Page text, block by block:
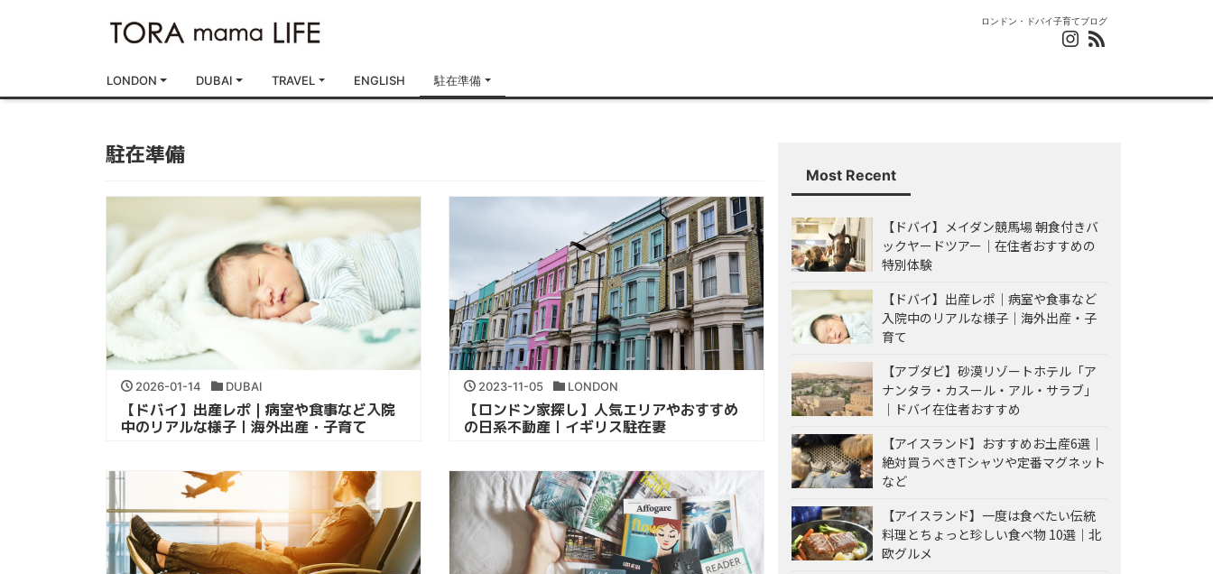
ロンドン・ドバイ子育てブログ
LONDON DUBAI TRAVEL ENGLISH 駐在準備
駐在準備
2026-01-14 DUBAI
【ドバイ】出産レポ｜病室や食事など入院
中のリアルな様子｜海外出産・子育て
2023-11-05 LONDON
【ロンドン家探し】人気エリアやおすすめ
の日系不動産｜イギリス駐在妻
Most Recent
【ドバイ】メイダン競馬場 朝食付きバ
ックヤードツアー｜在住者おすすめの
特別体験
【ドバイ】出産レポ｜病室や食事など
入院中のリアルな様子｜海外出産・子
育て
【アブダビ】砂漠リゾートホテル「ア
ナンタラ・カスール・アル・サラブ」
｜ドバイ在住者おすすめ
【アイスランド】おすすめお土産6選｜
絶対買うべきTシャツや定番マグネット
など
【アイスランド】一度は食べたい伝統
料理とちょっと珍しい食べ物 10選｜北
欧グルメ